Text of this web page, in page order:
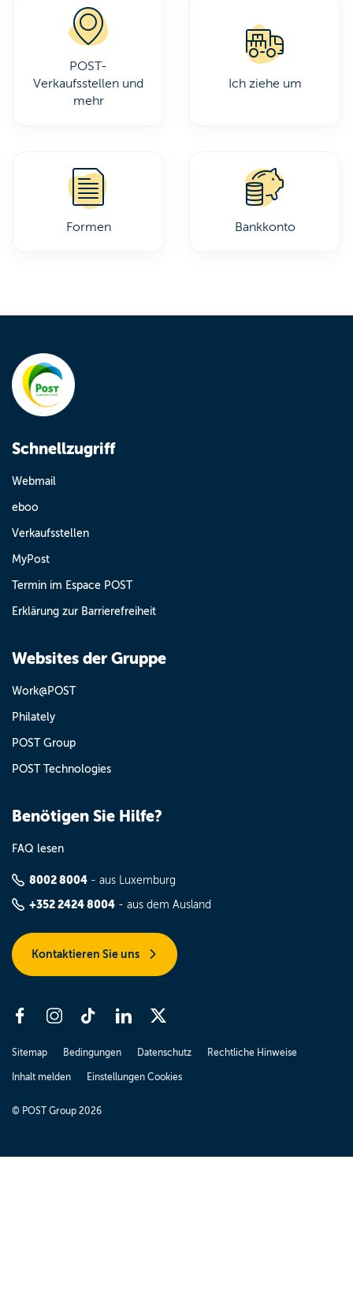
POST-
Verkaufsstellen und
mehr
Ich ziehe um
Formen Bankkonto
Schnellzugriff
Webmail
eboo
Verkaufsstellen
MyPost
Termin im Espace POST
Erklärung zur Barrierefreiheit
Websites der Gruppe
Work@POST
Philately
POST Group
POST Technologies
Benötigen Sie Hilfe?
FAQ lesen
8002 8004 - aus Luxemburg
+352 2424 8004 - aus dem Ausland
Kontaktieren Sie uns
Sitemap Bedingungen Datenschutz Rechtliche Hinweise
Inhalt melden Einstellungen Cookies
© POST Group 2026